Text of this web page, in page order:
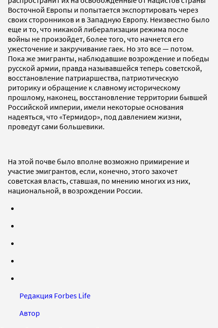
Восточной Европы и попытается экспортировать через
своих сторонников и в Западную Европу. Неизвестно было
еще и то, что никакой либерализации режима после
войны не произойдет, более того, что начнется его
ужесточение и закручивание гаек. Но это все — потом.
Пока же эмигранты, наблюдавшие возрождение и победы
русской армии, правда называвшейся теперь советской,
восстановление патриаршества, патриотическую
риторику и обращение к славному историческому
прошлому, наконец, восстановление территории бывшей
Российской империи, имели некоторые основания
надеяться, что «Термидор», под давлением жизни,
проведут сами большевики.
На этой почве было вполне возможно примирение и
участие эмигрантов, если, конечно, этого захочет
советская власть, ставшая, по мнению многих из них,
национальной, в возрождении России.
Редакция Forbes Life
Автор